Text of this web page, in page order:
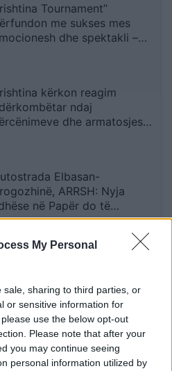
My Personal
sale, sharing to third parties, or
or sensitive information for
use the below opt-out
Please note that after your
you may continue seeing
personal information utilized by
Tournament”
me sukses mes
dhe spektakli –
kërkon reagim
ndaj
dhe armatosjes
Elbasan-
ARRSH: Nyja
në Papër do të
në një fazë të dytë
shkëlqejnë me klubet
(STATISTIKAT)